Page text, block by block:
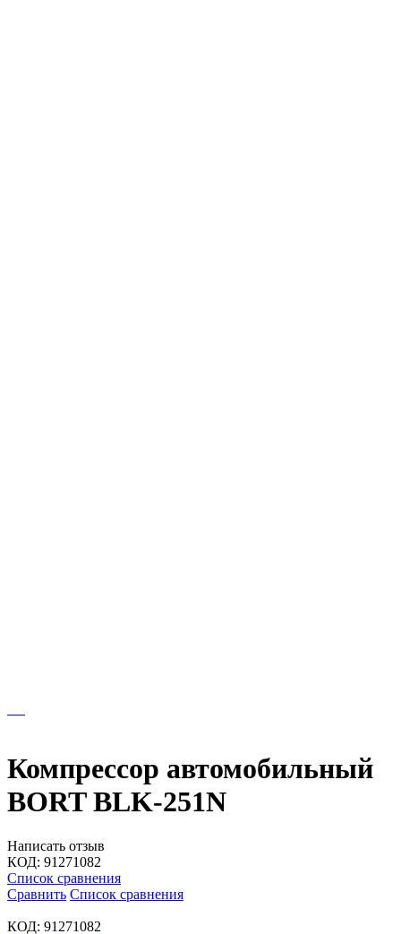
Компрессор автомобильный
BORT BLK-251N
Написать отзыв
КОД: 91271082
Список сравнения
Сравнить Список сравнения
КОД: 91271082